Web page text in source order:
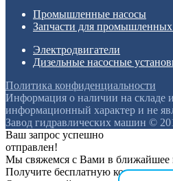
Промышленные насосы
Запчасти для промышленных
Электродвигатели
Дизельные насосные
Политика конфиденциальности
Информация о наличии на складе
информационный характер и не
Завод гидравлических машин ©
Ваш запрос успешно
отправлен!
Мы свяжемся с Вами в ближайшее
Получите бесплатную